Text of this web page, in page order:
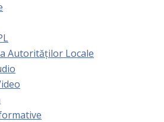
Autorităților Locale